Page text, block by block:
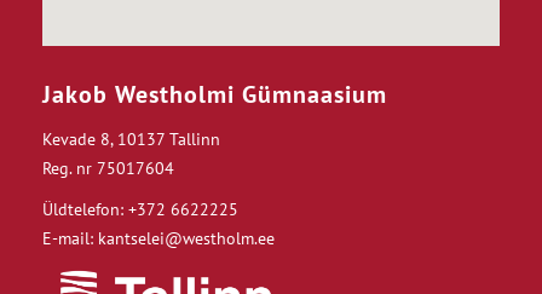
Jakob Westholmi Gümnaasium
Kevade 8, 10137 Tallinn
Reg. nr 75017604
Üldtelefon: +372 6622225
E-mail: kantselei@westholm.ee